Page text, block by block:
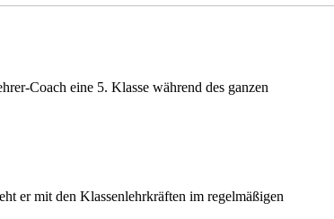
Coach eine 5. Klasse während des ganzen
er mit den Klassenlehrkräften im regelmäßigen